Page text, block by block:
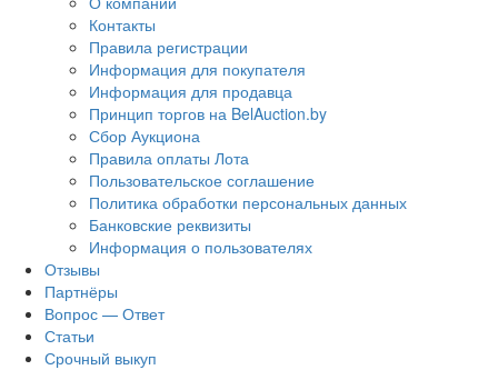
Контакты
Правила регистрации
Информация для покупателя
Информация для продавца
Принцип торгов на BelAuction.by
Сбор Аукциона
Правила оплаты Лота
Пользовательское соглашение
Политика обработки персональных данных
Банковские реквизиты
Информация о пользователях
Отзывы
Партнёры
Вопрос — Ответ
Статьи
Срочный выкуп